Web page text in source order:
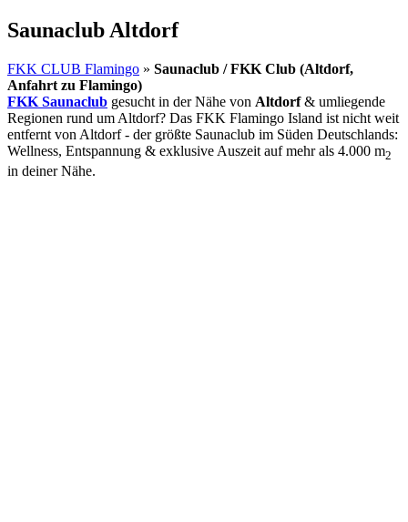
Saunaclub Altdorf
FKK CLUB Flamingo » Saunaclub / FKK Club (Altdorf,
Anfahrt zu Flamingo)
FKK Saunaclub gesucht in der Nähe von Altdorf& umliegende
Regionen rund um Altdorf? Das FKK Flamingo Island ist nicht weit
entfernt von Altdorf - der größte Saunaclub im Süden Deutschlands:
Wellness, Entspannung & exklusive Auszeit auf mehr als 4.000 m2
in deiner Nähe.